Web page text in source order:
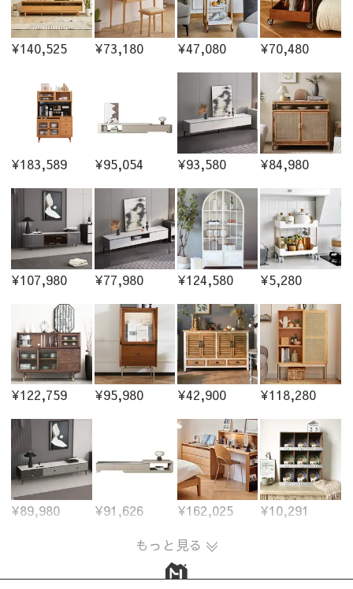
¥140,525 ¥73,180 ¥47,080 ¥70,480
¥183,589 ¥95,054 ¥93,580 ¥84,980
¥107,980 ¥77,980 ¥124,580 ¥5,280
¥122,759 ¥95,980 ¥42,900 ¥118,280
¥89,980 ¥91,626 ¥162,025
¥10,291
もっと見る